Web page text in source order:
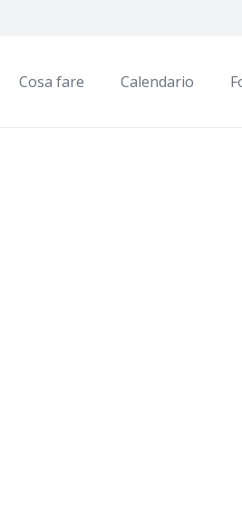
Cosa fare Calendario